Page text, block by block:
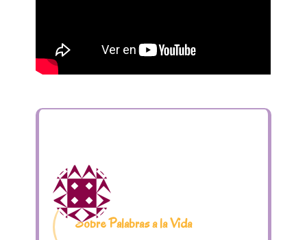
Sobre Palabras a la Vida